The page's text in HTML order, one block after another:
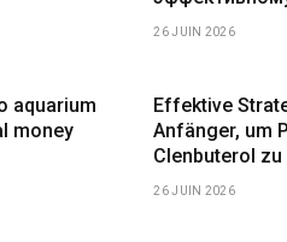
26 JUIN 2026
aquarium
money
Effektive
Anfänger, um
Clenbuterol
26 JUIN 2026